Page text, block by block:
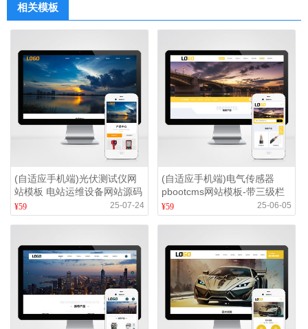
相关模板
(自适应手机端)光伏测试仪网
站模板 电站运维设备网站源码
下载
¥59 25-07-24
(自适应手机端)电气传感器
pbootcms网站模板-带三级栏
目-产品带视频
¥59 25-06-05